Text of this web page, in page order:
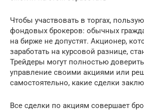
Чтобы участвовать в торгах,
фондовых брокеров: обычных
на бирже не допустят. Акционер,
заработать на курсовой разнице,
Трейдеры могут полностью
управление своими акциями или
самостоятельно, какие сделки
Все сделки по акциям совершает